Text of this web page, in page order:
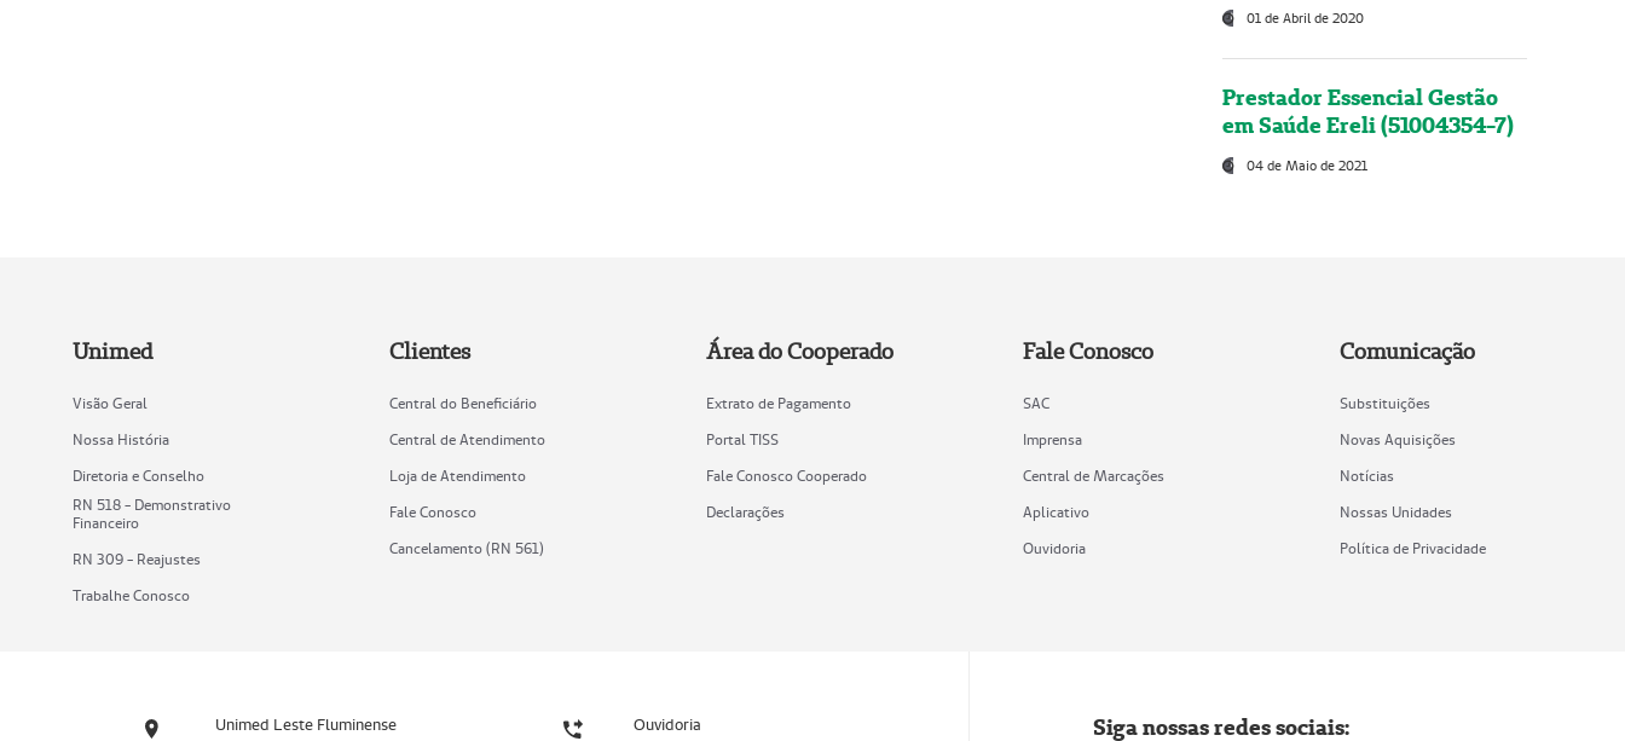
01 de Abril de 2020
Prestador Essencial Gestão
em Saúde Ereli (51004354-7)
04 de Maio de 2021
Unimed
Visão Geral
Nossa História
Diretoria e Conselho
RN 518 - Demonstrativo
Financeiro
RN 309 - Reajustes
Trabalhe Conosco
Clientes
Central do Beneficiário
Central de Atendimento
Loja de Atendimento
Fale Conosco
Cancelamento (RN 561)
Área do Cooperado
Extrato de Pagamento
Portal TISS
Fale Conosco Cooperado
Declarações
Fale Conosco
SAC
Imprensa
Central de Marcações
Aplicativo
Ouvidoria
Comunicação
Substituições
Novas Aquisições
Notícias
Nossas Unidades
Política de Privacidade
Unimed Leste Fluminense Ouvidoria Siga nossas redes sociais: